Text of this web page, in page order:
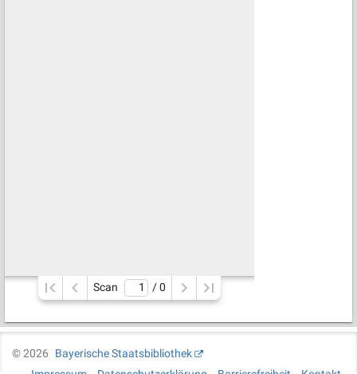
Scan / 0
©2026
Bayerische Staatsbibliothek